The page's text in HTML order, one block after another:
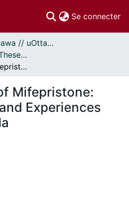
Se connecter
Thèses uOttawa // uOttawa Theses
- Thèses, 2011 - // Theses, 2011 -
The Promise of Mifepristone: Perspectives and Experiences Across Canada
Mifepristone:
Experiences